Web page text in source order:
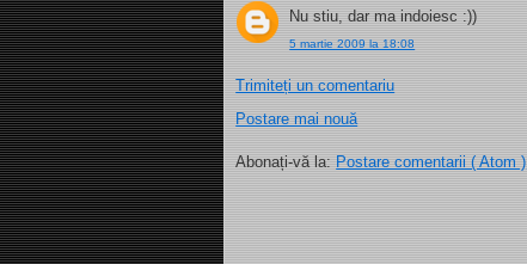
Nu stiu, dar ma indoiesc :))
5 martie 2009 la 18:08
Trimiteți un comentariu
Postare mai nouă
Abonați-vă la: Postare comentarii ( Atom )